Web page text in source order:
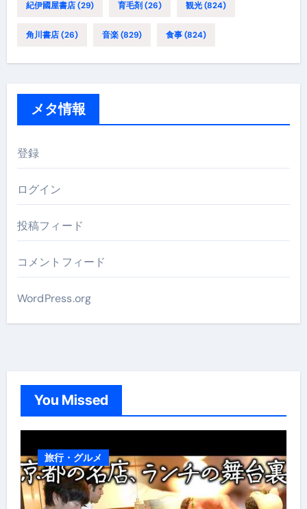
紀伊國屋書店(29) 育毛剤(26) 観光(824)
角川書店(26) 音楽(829) 食事(824)
メタ情報
登録
ログイン
投稿フィード
コメントフィード
WordPress.org
You Missed
旅行・グルメ